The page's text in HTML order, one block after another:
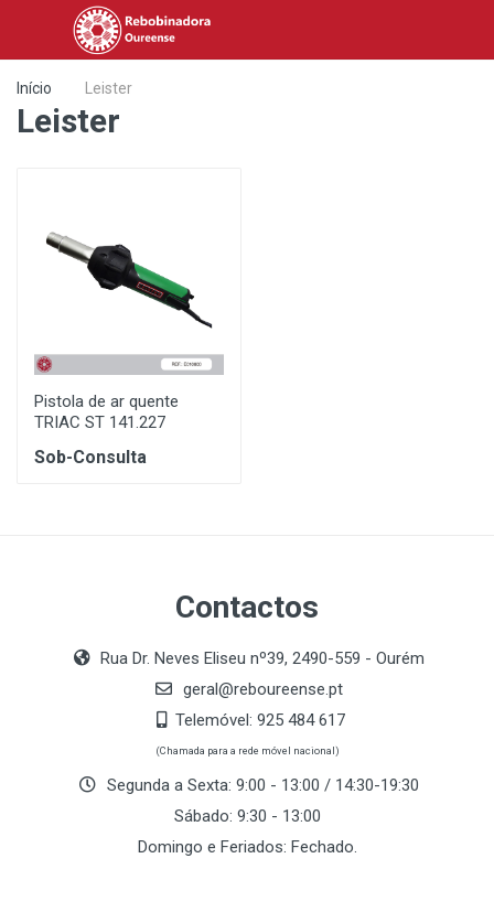
Início Leister
Leister
Pistola de ar quente
TRIAC ST 141.227
Sob-Consulta
Contactos
Rua Dr. Neves Eliseu nº39, 2490-559 - Ourém
geral@reboureense.pt
Telemóvel: 925 484 617
(Chamada para a rede móvel nacional)
Segunda a Sexta: 9:00 - 13:00 / 14:30-19:30
Sábado: 9:30 - 13:00
Domingo e Feriados: Fechado.